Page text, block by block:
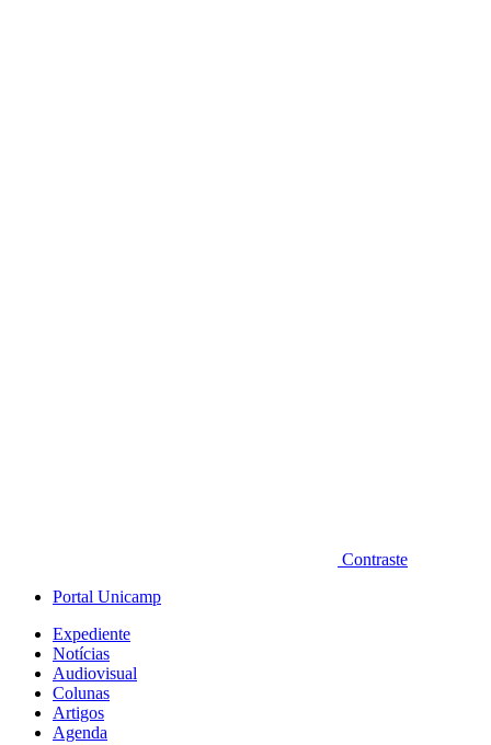
Contraste
Portal Unicamp
Expediente
Notícias
Audiovisual
Colunas
Artigos
Agenda